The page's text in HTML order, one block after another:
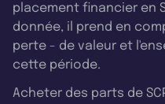
placement financier en
donnée, il prend en
perte - de valeur et
cette période.
Acheter des parts de